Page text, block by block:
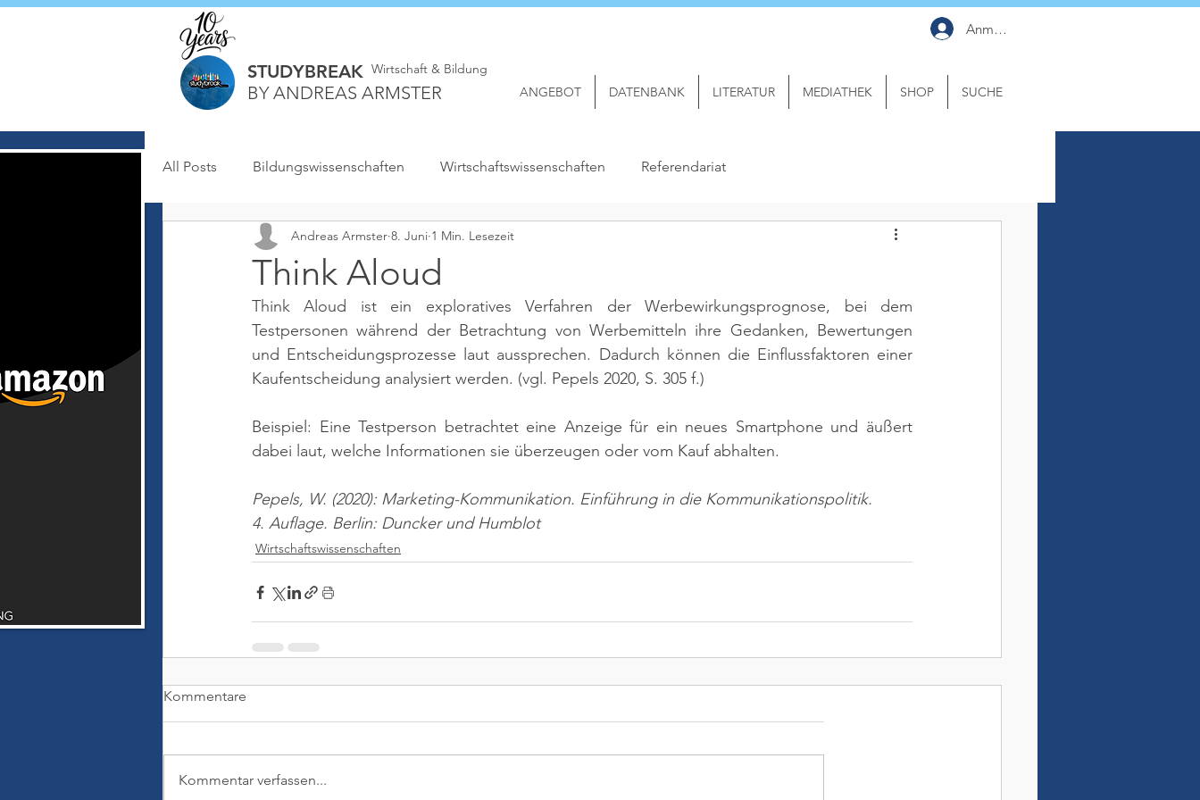
STUDYBREAK
BY ANDREAS ARMSTER
Wirtschaft & Bildung
Anmelden
ANGEBOT DATENBANK LITERATUR MEDIATHEK SHOP SUCHE
All Posts Bildungswissenschaften Wirtschaftswissenschaften Referendariat
Think Aloud
Andreas Armster 8. Juni 1 Min. Lesezeit
Think Aloud ist ein exploratives Verfahren der Werbewirkungsprognose, bei dem
Testpersonen während der Betrachtung von Werbemitteln ihre Gedanken, Bewertungen
und Entscheidungsprozesse laut aussprechen. Dadurch können die Einflussfaktoren einer
Kaufentscheidung analysiert werden. (vgl. Pepels 2020, S. 305 f.)
Beispiel: Eine Testperson betrachtet eine Anzeige für ein neues Smartphone und äußert
dabei laut, welche Informationen sie überzeugen oder vom Kauf abhalten.
Pepels, W. (2020): Marketing-Kommunikation. Einführung in die Kommunikationspolitik.
4. Auflage. Berlin: Duncker und Humblot
Wirtschaftswissenschaften
Kommentare
Kommentar verfassen...